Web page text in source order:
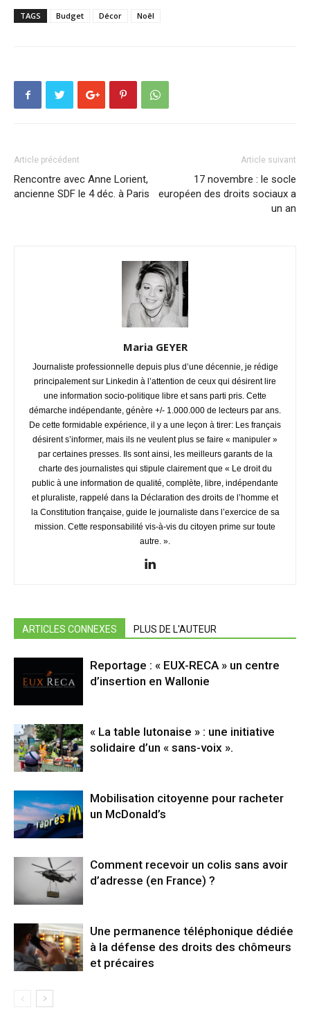
TAGS Budget Décor Noêl
Article précédent
Rencontre avec Anne Lorient,
ancienne SDF le 4 déc. à Paris
Article suivant
17 novembre : le socle
européen des droits sociaux a
un an
Maria GEYER
Journaliste professionnelle depuis plus d’une décennie, je rédige
principalement sur Linkedin à l’attention de ceux qui désirent lire
une information socio-politique libre et sans parti pris. Cette
démarche indépendante, génère +/- 1.000.000 de lecteurs par ans.
De cette formidable expérience, il y a une leçon à tirer: Les français
désirent s’informer, mais ils ne veulent plus se faire « manipuler »
par certaines presses. Ils sont ainsi, les meilleurs garants de la
charte des journalistes qui stipule clairement que « Le droit du
public à une information de qualité, complète, libre, indépendante
et pluraliste, rappelé dans la Déclaration des droits de l’homme et
la Constitution française, guide le journaliste dans l’exercice de sa
mission. Cette responsabilité vis-à-vis du citoyen prime sur toute
autre. ».
ARTICLES CONNEXES PLUS DE L'AUTEUR
Reportage : « EUX-RECA » un centre
d’insertion en Wallonie
« La table lutonaise » : une initiative
solidaire d’un « sans-voix ».
Mobilisation citoyenne pour racheter
un McDonald’s
Comment recevoir un colis sans avoir
d’adresse (en France) ?
Une permanence téléphonique dédiée
à la défense des droits des chômeurs
et précaires